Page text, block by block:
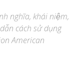
nghĩa, khái niệm,
cách sử dụng
American